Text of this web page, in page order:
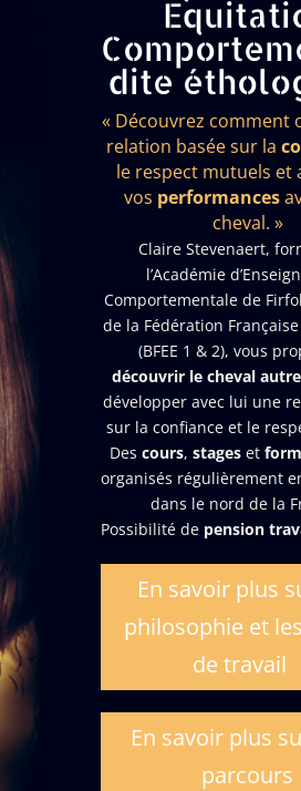
dite
« Découvrez comment
relation basée sur la
le respect mutuels et
vos performances
cheval. »
Claire Stevenaert,
l’Académie
Comportementale de
de la Fédération
(BFEE 1 & 2), vous
découvrir le cheval
développer avec lui une
sur la confiance et le
Des cours, stageset
organisés régulièrement
dans le nord de la
Possibilité de pension
En savoir plus
philosophie et
de travail
En savoir plus
parcours